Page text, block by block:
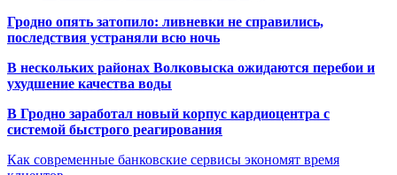
Гродно опять затопило: ливневки не справились,
последствия устраняли всю ночь
В нескольких районах Волковыска ожидаются перебои и
ухудшение качества воды
В Гродно заработал новый корпус кардиоцентра с
системой быстрого реагирования
Как современные банковские сервисы экономят время